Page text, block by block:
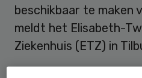
beschikbaar te maken
meldt het Elisabeth-
Ziekenhuis (ETZ) in